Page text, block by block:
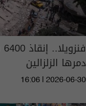
دمرها الزلزالين
16:06 | 2026-06-30